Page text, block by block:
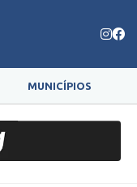
MUNICÍPIOS